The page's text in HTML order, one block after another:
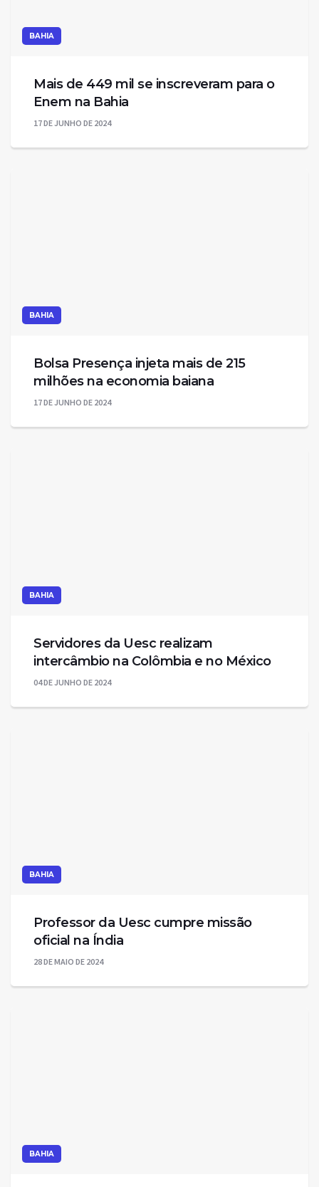
BAHIA
Mais de 449 mil se inscreveram para o
Enem na Bahia
17 DE JUNHO DE 2024
BAHIA
Bolsa Presença injeta mais de 215
milhões na economia baiana
17 DE JUNHO DE 2024
BAHIA
Servidores da Uesc realizam
intercâmbio na Colômbia e no México
04 DE JUNHO DE 2024
BAHIA
Professor da Uesc cumpre missão
oficial na Índia
28 DE MAIO DE 2024
BAHIA